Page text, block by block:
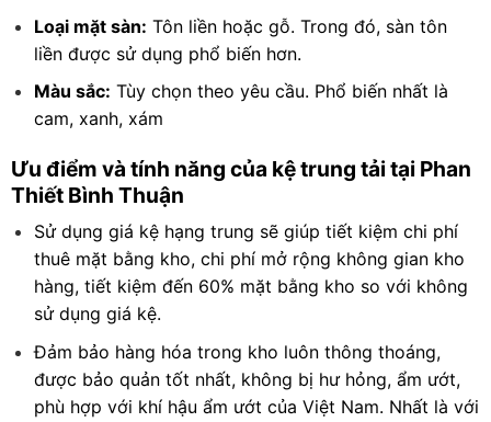
Loại mặt sàn: Tôn liền hoặc gỗ. Trong đó, sàn tôn
liền được sử dụng phổ biến hơn.
Màu sắc: Tùy chọn theo yêu cầu. Phổ biến nhất là
cam, xanh, xám
Ưu điểm và tính năng của kệ trung tải tại Phan
Thiết Bình Thuận
Sử dụng giá kệ hạng trung sẽ giúp tiết kiệm chi phí
thuê mặt bằng kho, chi phí mở rộng không gian kho
hàng, tiết kiệm đến 60% mặt bằng kho so với không
sử dụng giá kệ.
Đảm bảo hàng hóa trong kho luôn thông thoáng,
được bảo quản tốt nhất, không bị hư hỏng, ẩm ướt,
phù hợp với khí hậu ẩm ướt của Việt Nam. Nhất là với